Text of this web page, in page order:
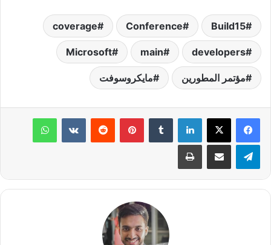
Build15
Conference
coverage
developers
main
Microsoft
مؤتمر المطورين مايكروسوفت
لينكدإن بينتيريست